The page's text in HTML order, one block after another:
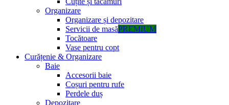
Organizare
Organizare și depozitare
Servicii de masăPREMIUM
Tocătoare
Vase pentru copt
Curățenie & Organizare
Baie
Accesorii baie
Coșuri pentru rufe
Perdele duș
Depozitare